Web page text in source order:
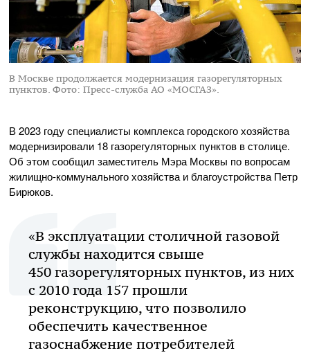
В Москве продолжается модернизация газорегуляторных
пунктов. Фото: Пресс-служба АО «МОСГАЗ».
В 2023 году специалисты комплекса городского хозяйства
модернизировали 18 газорегуляторных пунктов в столице.
Об этом сообщил заместитель Мэра Москвы по вопросам
жилищно-коммунального хозяйства и благоустройства Петр
Бирюков.
«В эксплуатации столичной газовой
службы находится свыше
450 газорегуляторных пунктов, из них
с 2010 года 157 прошли
реконструкцию, что позволило
обеспечить качественное
газоснабжение потребителей